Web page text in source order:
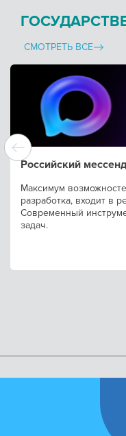
СМОТРЕТЬ ВСЕ
Российский
Максимум
разработка, входит в
Современный
задач.